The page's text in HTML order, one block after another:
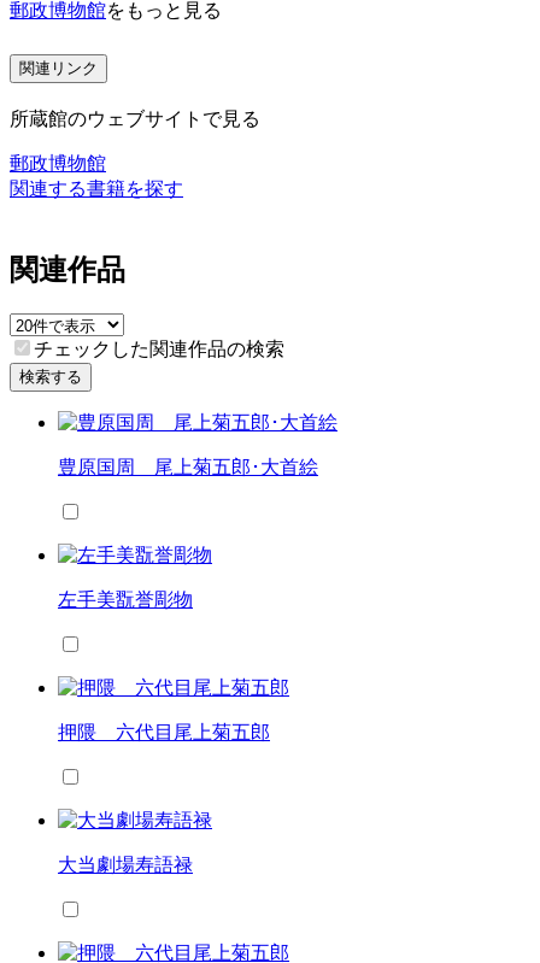
郵政博物館をもっと見る
関連リンク
所蔵館のウェブサイトで見る
郵政博物館
関連する書籍を探す
関連作品
チェックした関連作品の検索
検索する
豊原国周 尾上菊五郎･大首絵
左手美翫誉彫物
押隈 六代目尾上菊五郎
大当劇場寿語禄